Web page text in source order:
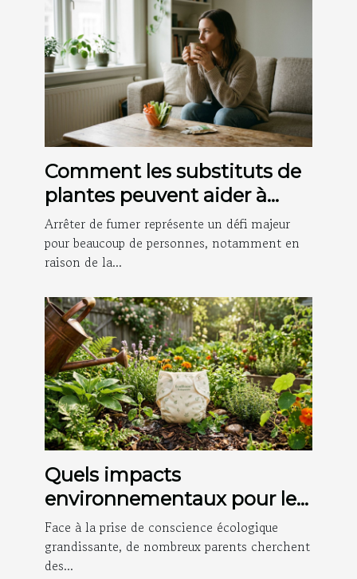
Comment les substituts de
plantes peuvent aider à
arrêter de fumer ?
Arrêter de fumer représente un défi majeur
pour beaucoup de personnes, notamment en
raison de la...
Quels impacts
environnementaux pour les
couches bio abonnées ?
Face à la prise de conscience écologique
grandissante, de nombreux parents cherchent
des...